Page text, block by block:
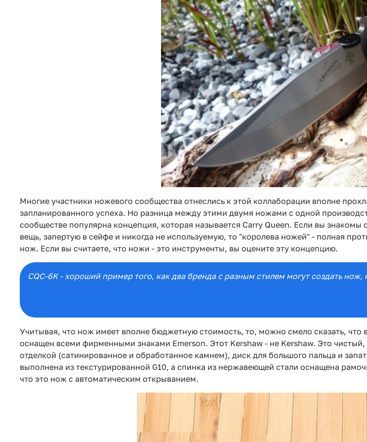
Многие участники ножевого сообщества отнеслись к этой коллаборации вполне
запланированного успеха. Но разница между этими двумя ножами с одной
сообществе популярна концепция, которая называется Carry Queen. Если вы
вещь, запертую в сейфе и никогда не используемую, то "королева ножей" - полная
нож. Если вы считаете, что ножи - это инструменты, вы оцените эту концепцию.
CQC-6K - хороший пример того, как два бренда с разным стилем могут создать нож,
Учитывая, что нож имеет вполне бюджетную стоимость, то, можно смело сказать,
оснащен всеми фирменными знаками Emerson. Этот Kershaw - не Kershaw. Это
отделкой (сатинированное и обработанное камнем), диск для большого пальца и
выполнена из текстурированной G10, а спинка из нержавеющей стали оснащена
что это нож с автоматическим открыванием.